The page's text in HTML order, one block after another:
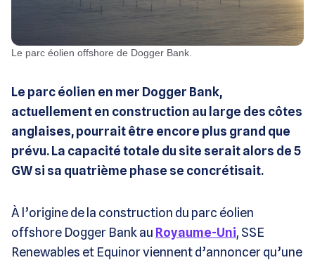
Le parc éolien offshore de Dogger Bank.
Le parc éolien en mer Dogger Bank,
actuellement en construction au large des côtes
anglaises, pourrait être encore plus grand que
prévu. La capacité totale du site serait alors de 5
GW si sa quatrième phase se concrétisait.
À l’origine de la construction du parc éolien
offshore Dogger Bank au Royaume-Uni, SSE
Renewables et Equinor viennent d’annoncer qu’une